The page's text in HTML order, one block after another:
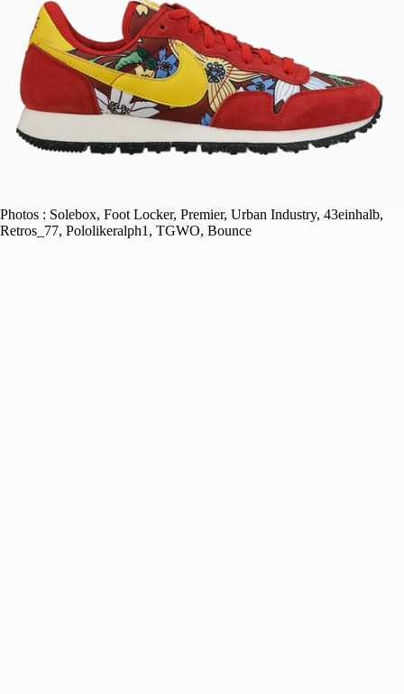
Photos : Solebox, Foot Locker, Premier, Urban Industry, 43einhalb,
Retros_77, Pololikeralph1, TGWO, Bounce